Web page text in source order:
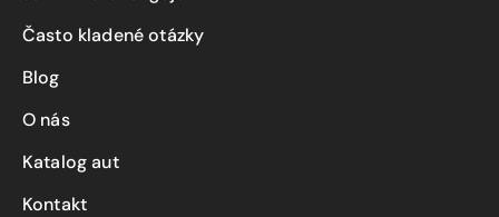
Často kladené otázky
Blog
O nás
Katalog aut
Kontakt